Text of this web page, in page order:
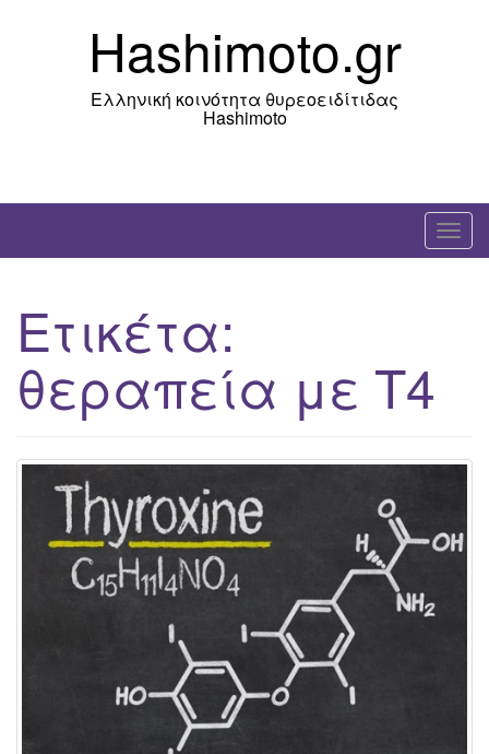
Hashimoto.gr
Ελληνική κοινότητα θυρεοειδίτιδας
Hashimoto
T
o
v
a
Ετικέτα:
θεραπεία με Τ4